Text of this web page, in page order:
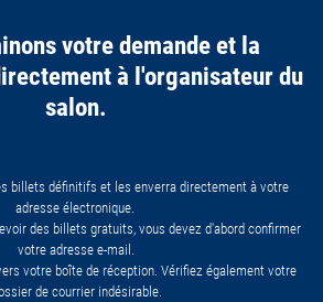
votre demande et la
à l'organisateur du
salon.
billets définitifs et les enverra directement à votre
adresse électronique.
des billets gratuits, vous devez d'abord confirmer
votre adresse e-mail.
votre boîte de réception. Vérifiez également votre
de courrier indésirable.